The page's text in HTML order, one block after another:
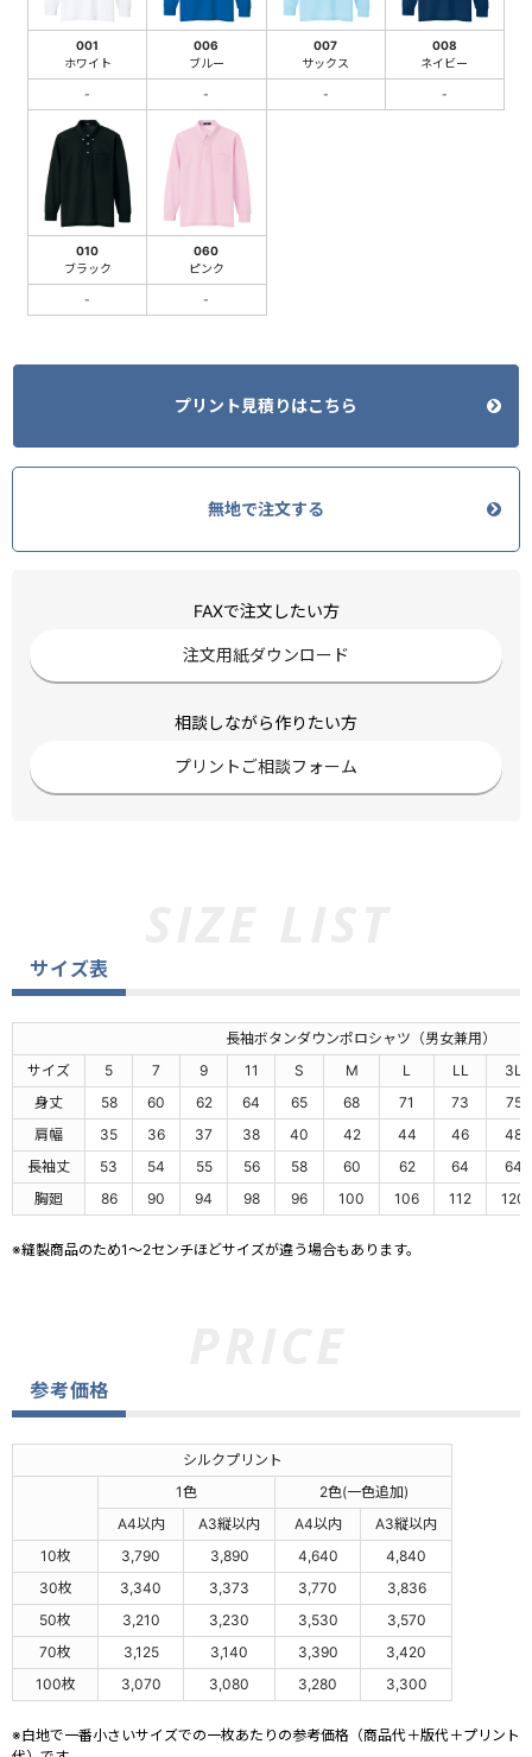
001
ホワイト
-
006
ブルー
-
007
サックス
-
008
ネイビー
-
010
ブラック
-
060
ピンク
-
プリント見積りはこちら
無地で注文する
FAXで注文したい方
注文用紙ダウンロード
相談しながら作りたい方
プリントご相談フォーム
サイズ表
長袖ボタンダウンポロシャツ（男女兼用）
サイズ
5 7 9 11 S M L LL
3L
身丈
58 60 62 64 65 68 71 73
75
肩幅
35 36 37 38 40 42 44 46
48
長袖丈
53 54 55 56 58 60 62 64
64
胸廻
86 90 94 98 96 100 106 112 120
※縫製商品のため1～2センチほどサイズが違う場合もあります。
参考価格
シルクプリント
1色
2色(一色追加)
A4以内
A3縦以内 A4以内
A3縦以内
10枚
3,790 3,890 4,640
4,840
30枚
3,340 3,373 3,770
3,836
50枚
3,210 3,230 3,530
3,570
70枚
3,125 3,140 3,390
3,420
100枚
3,070 3,080 3,280 3,300
※白地で一番小さいサイズでの一枚あたりの参考価格（商品代＋版代＋プリント